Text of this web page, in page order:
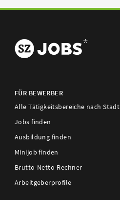
FÜR BEWERBER
Alle Tätigkeitsbereiche nach Stadt
Jobs finden
Ausbildung finden
Minijob finden
Brutto-Netto-Rechner
Arbeitgeberprofile